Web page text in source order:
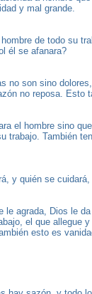
y mal grande.
de todo su
él se afanara?
no son sino
no reposa. Esto
el hombre sino
trabajo. También
y quién se
le agrada, Dios le
el que allegue
esto es